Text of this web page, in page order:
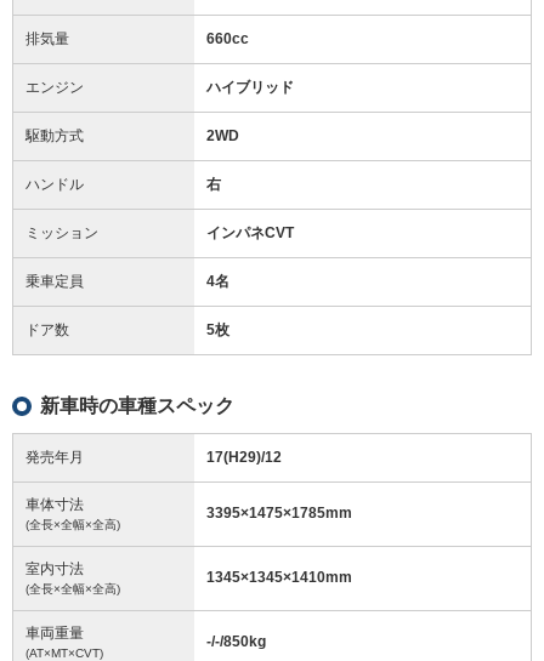
排気量 660cc
エンジン ハイブリッド
駆動方式 2WD
ハンドル 右
ミッション インパネCVT
乗車定員 4名
ドア数 5枚
新車時の車種スペック
発売年月 17(H29)/12
車体寸法
(全長×全幅×全高)
3395×1475×1785mm
室内寸法
(全長×全幅×全高)
1345×1345×1410mm
車両重量
(AT×MT×CVT)
-/-/850kg